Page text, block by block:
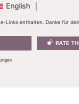
English
Links enthalten. Danke für
RATE